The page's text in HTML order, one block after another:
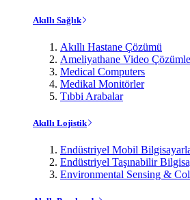
Akıllı Sağlık
Akıllı Hastane Çözümü
Ameliyathane Video
Medical Computers
Medikal Monitörler
Tıbbi Arabalar
Akıllı Lojistik
Endüstriyel Mobil
Endüstriyel Taşınabilir
Environmental Sensing &